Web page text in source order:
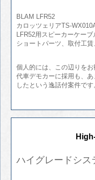
BLAM LFR52
カロッツェリアTS-
LFR52用スピーカーケー
ショートパーツ、取付工賃
個人的には、この辺りをお
代車デモカーに採用も、
したという逸話付案件です
ハイグレードシス